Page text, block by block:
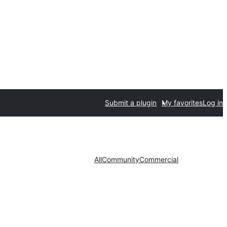
Submit a plugin My favoritesLog in
AllCommunityCommercial